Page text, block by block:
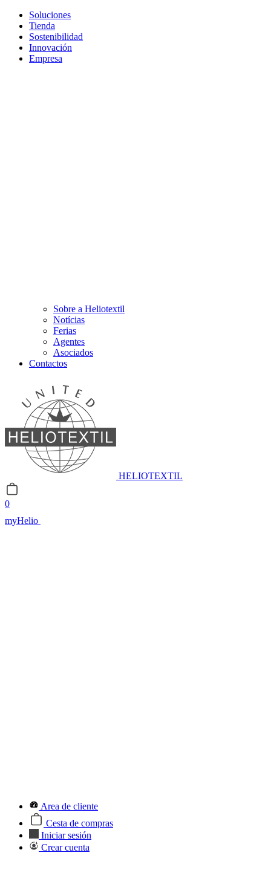
Soluciones
Tienda
Sostenibilidad
Innovación
Empresa
Sobre a Heliotextil
Notícias
Ferias
Agentes
Asociados
Contactos
HELIOTEXTIL
0
myHelio
Area de cliente
Cesta de compras
Iniciar sesión
Crear cuenta